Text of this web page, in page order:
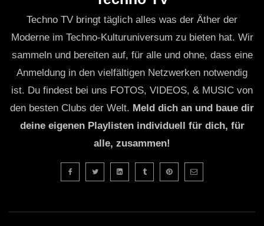
Techno TV bringt täglich alles was der Äther der
Moderne im Techno-Kulturuniversum zu bieten hat. Wir
sammeln und bereiten auf, für alle und ohne, dass eine
Anmeldung in den vielfältigen Netzwerken notwendig
ist. Du findest bei uns FOTOS, VIDEOS, & MUSIC von
den besten Clubs der Welt. Meld dich an und baue dir
deine eigenen Playlisten individuell für dich, für
alle, zusammen!